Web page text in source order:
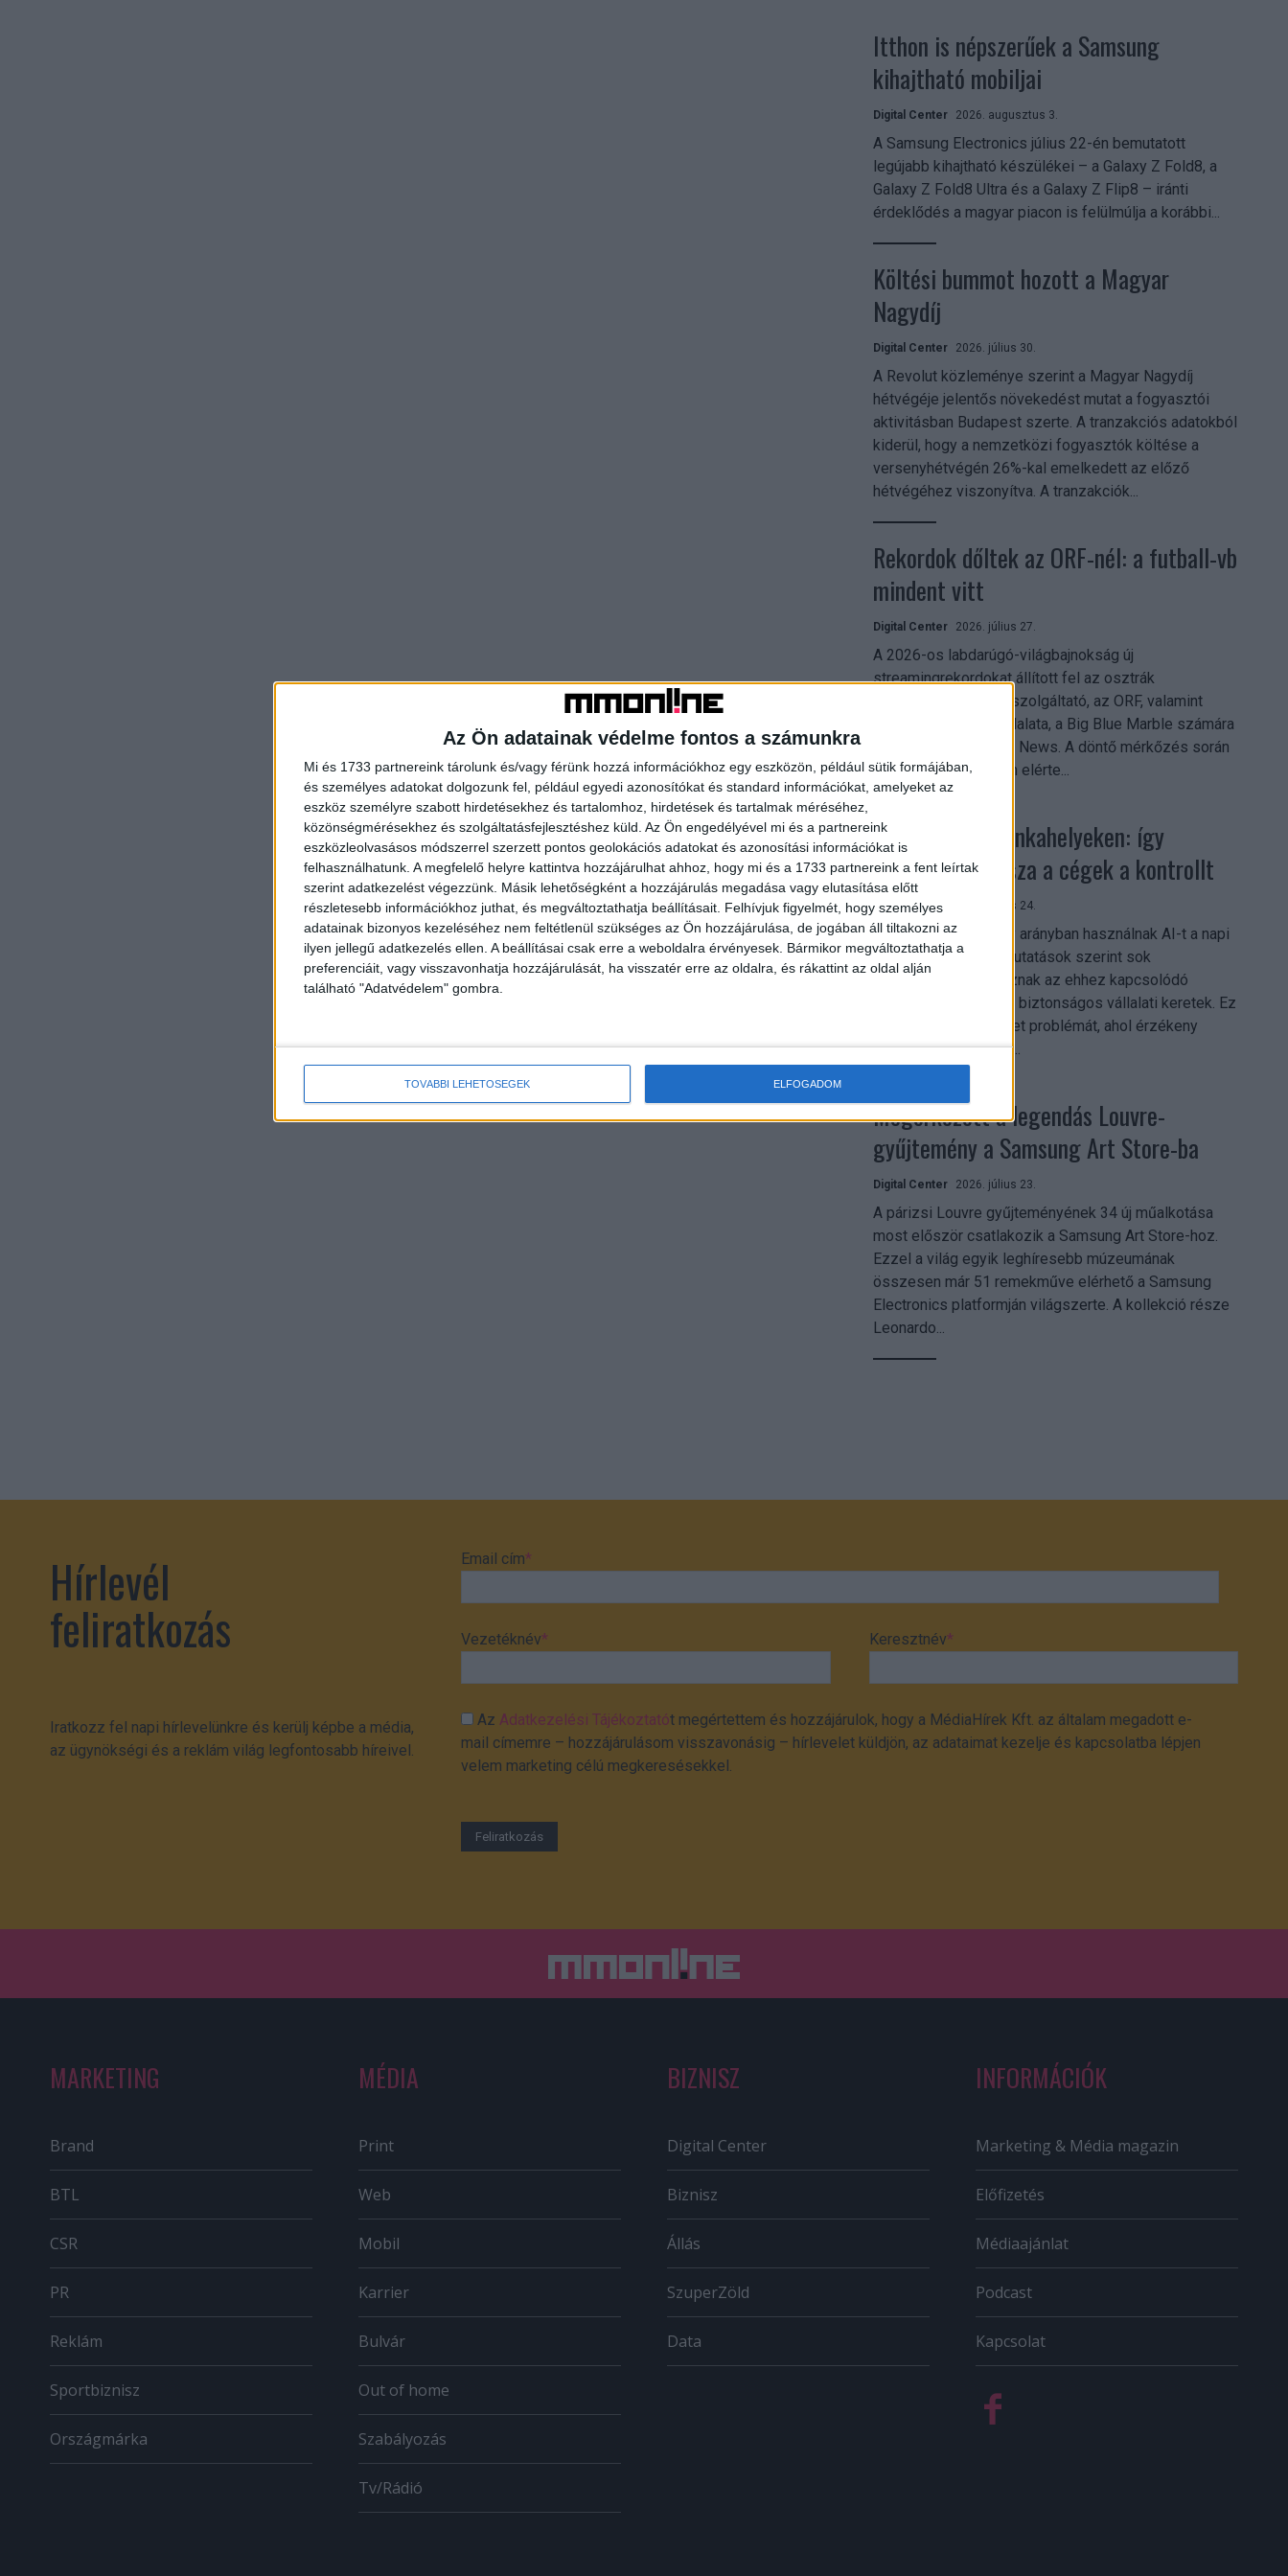
Az Ön adatainak védelme fontos a számunkra
Mi és 1733 partnereink tárolunk és/vagy férünk hozzá információkhoz egy eszközön, például sütik formájában,
és személyes adatokat dolgozunk fel, például egyedi azonosítókat és standard információkat, amelyeket az
eszköz személyre szabott hirdetésekhez és tartalomhoz, hirdetések és tartalmak méréséhez,
közönségmérésekhez és szolgáltatásfejlesztéshez küld. Az Ön engedélyével mi és a partnereink
eszközleolvasásos módszerrel szerzett pontos geolokációs adatokat és azonosítási információkat is
felhasználhatunk. A megfelelő helyre kattintva hozzájárulhat ahhoz, hogy mi és a 1733 partnereink a fent leírtak
szerint adatkezelést végezzünk. Másik lehetőségként a hozzájárulás megadása vagy elutasítása előtt
részletesebb információkhoz juthat, és megváltoztathatja beállításait. Felhívjuk figyelmét, hogy személyes
adatainak bizonyos kezeléséhez nem feltétlenül szükséges az Ön hozzájárulása, de jogában áll tiltakozni az
ilyen jellegű adatkezelés ellen. A beállításai csak erre a weboldalra érvényesek. Bármikor megváltoztathatja a
preferenciáit, vagy visszavonhatja hozzájárulását, ha visszatér erre az oldalra, és rákattint az oldal alján
található "Adatvédelem" gombra.
TOVÁBBI LEHETŐSÉGEK ELFOGADOM
Itthon is népszerűek a Samsung
kihajtható mobiljai
Digital Center 2026. augusztus 3.
A Samsung Electronics július 22-én bemutatott
legújabb kihajtható készülékei – a Galaxy Z Fold8, a
Galaxy Z Fold8 Ultra és a Galaxy Z Flip8 – iránti
érdeklődés a magyar piacon is felülmúlja a korábbi...
Költési bummot hozott a Magyar
Nagydíj
Digital Center 2026. július 30.
A Revolut közleménye szerint a Magyar Nagydíj
hétvégéje jelentős növekedést mutat a fogyasztói
aktivitásban Budapest szerte. A tranzakciós adatokból
kiderül, hogy a nemzetközi fogyasztók költése a
versenyhétvégén 26%-kal emelkedett az előző
hétvégéhez viszonyítva. A tranzakciók...
Rekordok dőltek az ORF-nél: a futball-vb
mindent vitt
Digital Center 2026. július 27.
A 2026-os labdarúgó-világbajnokság új
streamingrekordokat állított fel az osztrák
közszolgálati műsorszolgáltató, az ORF, valamint
technológiai leányvállalata, a Big Blue Marble számára
– írja a Broadband TV News. A döntő mérkőzés során
az átlagos nézőszám elérte...
Shadow AI a munkahelyeken: így
szerezhetik vissza a cégek a kontrollt
Digital Center 2026. július 24.
A munkavállalók nagy arányban használnak AI-t a napi
munkában, ám friss kutatások szerint sok
szervezetnél hiányoznak az ehhez kapcsolódó
világos irányelvek és biztonságos vállalati keretek. Ez
különösen ott jelenthet problémát, ahol érzékeny
üzleti információkkal...
Megérkezett a legendás Louvre-
gyűjtemény a Samsung Art Store-ba
Digital Center 2026. július 23.
A párizsi Louvre gyűjteményének 34 új műalkotása
most először csatlakozik a Samsung Art Store-hoz.
Ezzel a világ egyik leghíresebb múzeumának
összesen már 51 remekműve elérhető a Samsung
Electronics platformján világszerte. A kollekció része
Leonardo...
Hírlevél
feliratkozás
Iratkozz fel napi hírlevelünkre és kerülj képbe a média,
az ügynökségi és a reklám világ legfontosabb híreivel.
Email cím*
Vezetéknév* Keresztnév*
AzAdatkezelési Tájékoztatót megértettem és hozzájárulok, hogy a MédiaHírek Kft. az általam megadott e-
mail címemre – hozzájárulásom visszavonásig – hírlevelet küldjön, az adataimat kezelje és kapcsolatba lépjen
velem marketing célú megkeresésekkel.
MARKETING
Brand
BTL
CSR
PR
Reklám
Sportbiznisz
Országmárka
MÉDIA
Print
Web
Mobil
Karrier
Bulvár
Out of home
Szabályozás
Tv/Rádió
BIZNISZ
Digital Center
Biznisz
Állás
SzuperZöld
Data
INFORMÁCIÓK
Marketing & Média magazin
Előfizetés
Médiaajánlat
Podcast
Kapcsolat